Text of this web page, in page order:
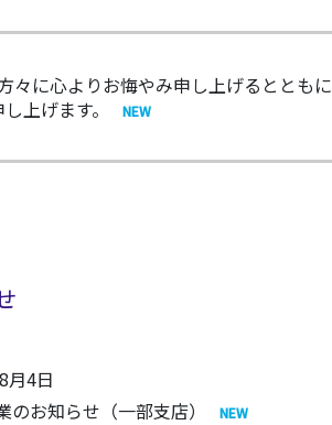
に心よりお悔やみ申し上げるとと
上げます。
月4日
のお知らせ（一部支店）